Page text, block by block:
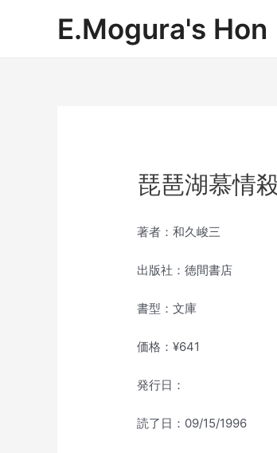
E.Mogura's Hon
琵琶湖慕情
著者：和久峻三
出版社：徳間書店
書型：文庫
価格：¥641
発行日：
読了日：09/15/1996